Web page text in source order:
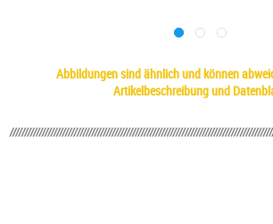
Abbildungen sind ähnlich und können
Artikelbeschreibung und